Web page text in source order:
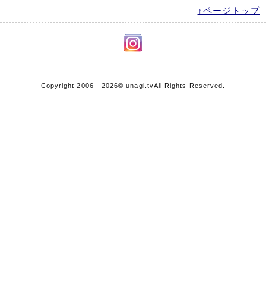
↑ページトップ
Copyright 2006 - 2026© unagi.tvAll Rights Reserved.